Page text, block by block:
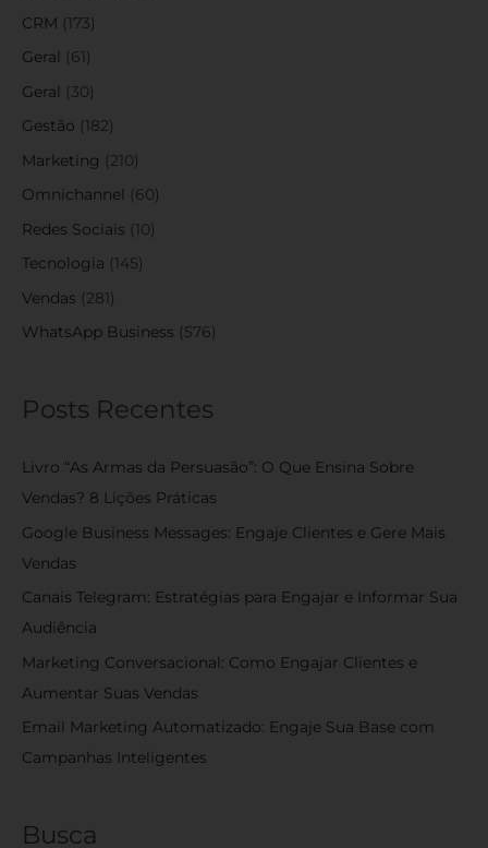
CRM (173)
Geral
(61)
Geral (30)
Gestão (182)
Marketing (210)
Omnichannel (60)
Redes Sociais (10)
Tecnologia (145)
Vendas (281)
WhatsApp Business (576)
Posts Recentes
Livro “As Armas da Persuasão”: O Que Ensina Sobre
Vendas? 8 Lições Práticas
Google Business Messages: Engaje Clientes e Gere Mais
Vendas
Canais Telegram: Estratégias para Engajar e Informar Sua
Audiência
Marketing Conversacional: Como Engajar Clientes e
Aumentar Suas Vendas
Email Marketing Automatizado: Engaje Sua Base com
Campanhas Inteligentes
Busca